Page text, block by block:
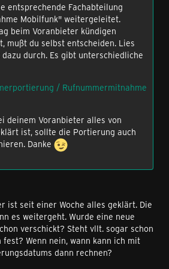
entsprechende Fachabteilung
Mobilfunk" weitergeleitet.
beim Voranbieter kündigen
mußt du selbst entscheiden. Lies
durch. Es gibt unterschiedliche
/ Rufnummermitnahme
deinem Voranbieter alles von
ist, sollte die Portierung auch
Danke
ist seit einer Woche alles geklärt. Die
es weitergeht. Wurde eine neue
verschickt? Steht vllt. sogar schon
Wenn nein, wann kann ich mit
dann rechnen?